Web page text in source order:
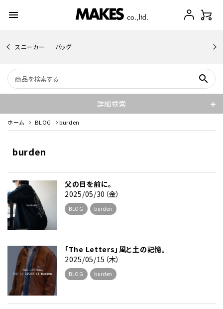
menu
スニーカー バッグ
search
詳細検索
ホーム BLOG burden
burden
父の日を前に。
2025/05/30（金）
BLOG burden
「The Letters」――風と土の記憶。
2025/05/15（木）
BLOG burden